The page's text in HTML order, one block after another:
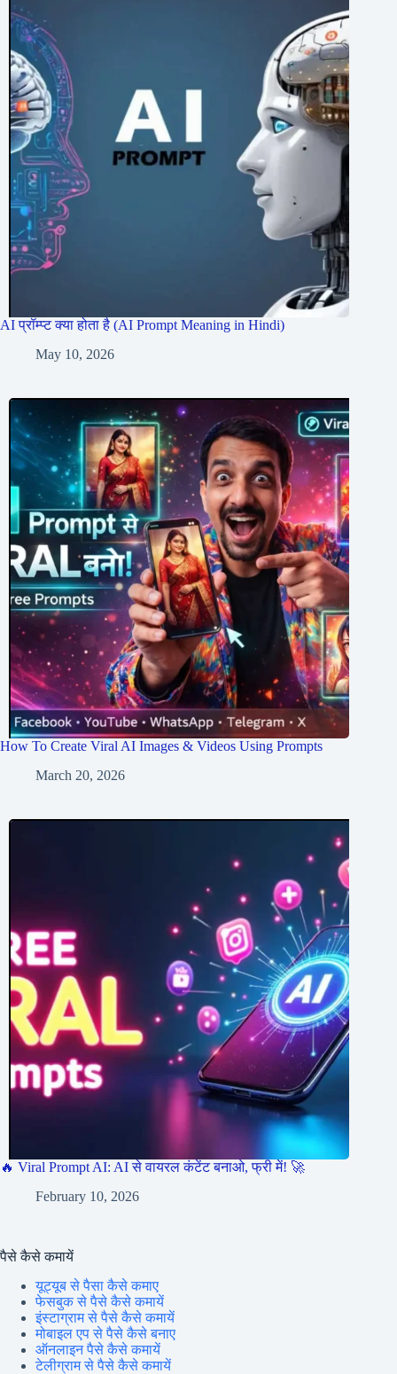
AI प्रॉम्प्ट क्या होता है (AI Prompt Meaning in Hindi)
May 10, 2026
How To Create Viral AI Images & Videos Using Prompts
March 20, 2026
🔥 Viral Prompt AI: AI से वायरल कंटेंट बनाओ, फ्री में! 🚀
February 10, 2026
पैसे कैसे कमायें
यूट्यूब से पैसा कैसे कमाए
फेसबुक से पैसे कैसे कमायें
इंस्टाग्राम से पैसे कैसे कमायें
मोबाइल एप से पैसे कैसे बनाए
ऑनलाइन पैसे कैसे कमायें
टेलीग्राम से पैसे कैसे कमायें